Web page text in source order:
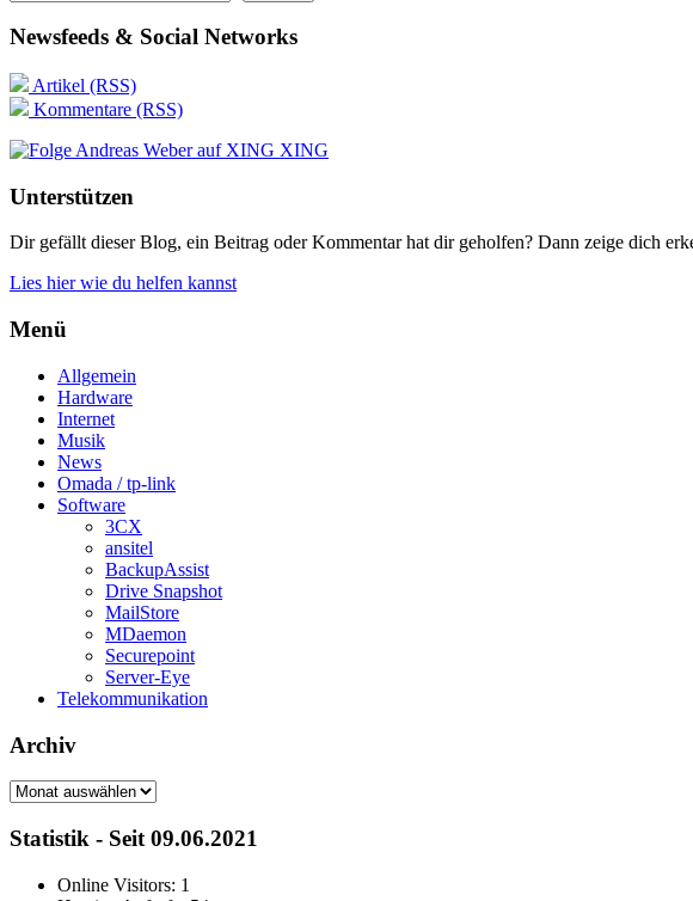
Newsfeeds & Social Networks
Artikel (RSS)
Kommentare (RSS)
XING
Unterstützen
Dir gefällt dieser Blog, ein Beitrag oder Kommentar hat dir geholfen? Dann zeige dich
Lies hier wie du helfen kannst
Menü
Allgemein
Hardware
Internet
Musik
News
Omada / tp-link
Software
3CX
ansitel
BackupAssist
Drive Snapshot
MailStore
MDaemon
Securepoint
Server-Eye
Telekommunikation
Archiv
Archiv
Statistik - Seit 09.06.2021
Online Visitors: 1